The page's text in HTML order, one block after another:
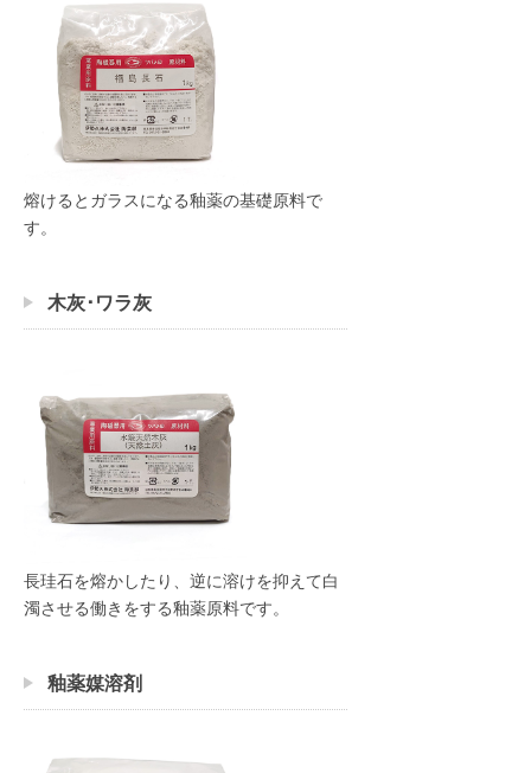
熔けるとガラスになる釉薬の基礎原料で
す。
木灰･ワラ灰
長珪石を熔かしたり、逆に溶けを抑えて白
濁させる働きをする釉薬原料です。
釉薬媒溶剤